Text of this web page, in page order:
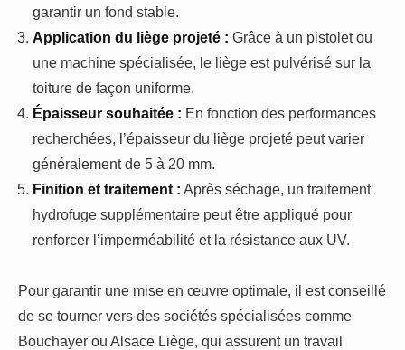
garantir un fond stable.
Application du liège projeté : Grâce à un pistolet ou
une machine spécialisée, le liège est pulvérisé sur la
toiture de façon uniforme.
Épaisseur souhaitée : En fonction des performances
recherchées, l’épaisseur du liège projeté peut varier
généralement de 5 à 20 mm.
Finition et traitement : Après séchage, un traitement
hydrofuge supplémentaire peut être appliqué pour
renforcer l’imperméabilité et la résistance aux UV.
Pour garantir une mise en œuvre optimale, il est conseillé
de se tourner vers des sociétés spécialisées comme
Bouchayer ou Alsace Liège, qui assurent un travail